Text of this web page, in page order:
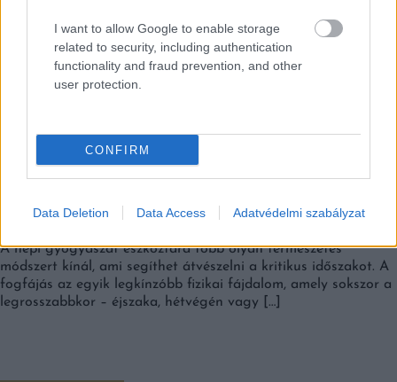
I want to allow Google to enable storage
related to security, including authentication
functionality and fraud prevention, and other
user protection.
CONFIRM
Data Deletion Data Access Adatvédelmi szabályzat
A LEGJOBB TERMÉSZETES FÁJDALOMCSILLAPÍTÓ
OTT VAN MINDEN MAGYAR HŰTŐBEN!
A népi gyógyászat eszköztára több olyan természetes
módszert kínál, ami segíthet átvészelni a kritikus időszakot. A
fogfájás az egyik legkínzóbb fizikai fájdalom, amely sokszor a
legrosszabbkor – éjszaka, hétvégén vagy […]